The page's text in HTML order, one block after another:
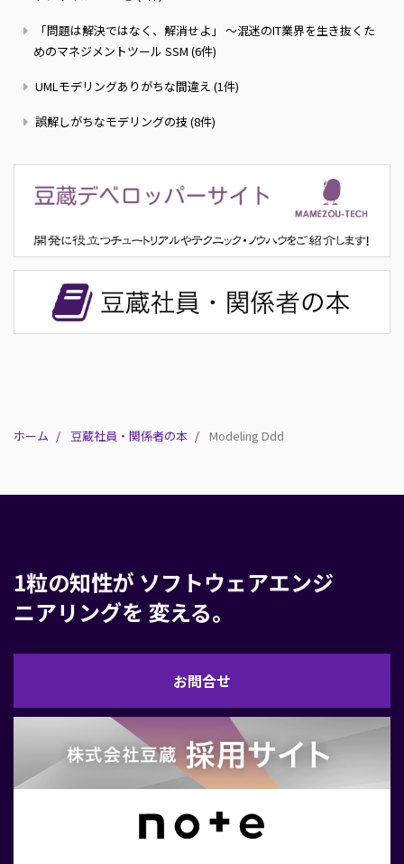
「問題は解決ではなく、解消せよ」 ～混迷のIT業界を生き抜くた
めのマネジメントツール SSM (6件)
UMLモデリングありがちな間違え (1件)
誤解しがちなモデリングの技 (8件)
ホーム 豆蔵社員・関係者の本 Modeling Ddd
1粒の知性が ソフトウェアエンジ
ニアリングを 変える。
お問合せ